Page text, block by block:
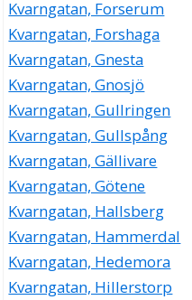
Kvarngatan, Forserum
Kvarngatan, Forshaga
Kvarngatan, Gnesta
Kvarngatan, Gnosjö
Kvarngatan, Gullringen
Kvarngatan, Gullspång
Kvarngatan, Gällivare
Kvarngatan, Götene
Kvarngatan, Hallsberg
Kvarngatan, Hammerdal
Kvarngatan, Hedemora
Kvarngatan, Hillerstorp